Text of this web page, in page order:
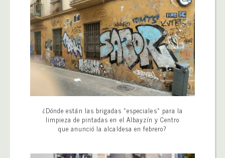
¿Dónde están las brigadas «especiales» para la
limpieza de pintadas en el Albayzín y Centro
que anunció la alcaldesa en febrero?